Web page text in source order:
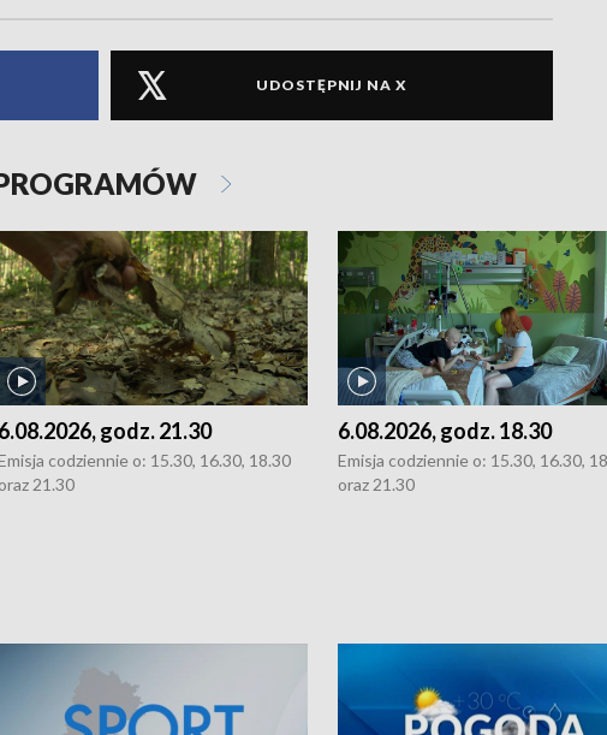
UDOSTĘPNIJ NA X
6.08.2026, godz. 21.30
codziennie o: 15.30, 16.30, 18.30
oraz 21.30
6.08.2026, godz. 18.30
Emisja codziennie o: 15.30, 16.30,
oraz 21.30